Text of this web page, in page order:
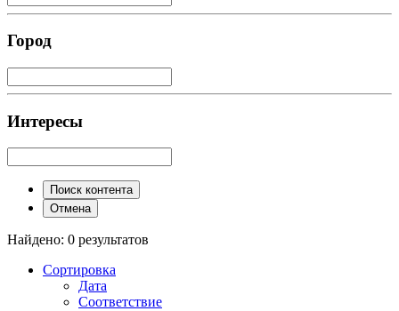
Город
Интересы
Поиск контента
Отмена
Найдено: 0 результатов
Сортировка
Дата
Соответствие